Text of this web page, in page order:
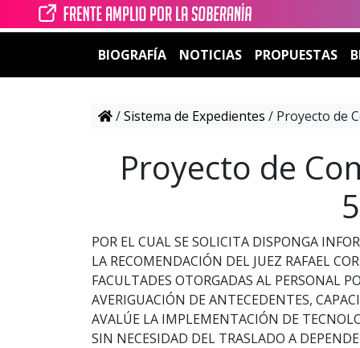
BIOGRAFÍA NOTICIAS PROPUESTAS
/Sistema de Expedientes / Proyecto de
Proyecto de
POR EL CUAL SE SOLICITA DISPONGA
LA RECOMENDACIÓN DEL JUEZ RAFAEL
FACULTADES OTORGADAS AL PERSONAL
AVERIGUACIÓN DE ANTECEDENTES,
AVALÚE LA IMPLEMENTACIÓN DE
SIN NECESIDAD DEL TRASLADO A